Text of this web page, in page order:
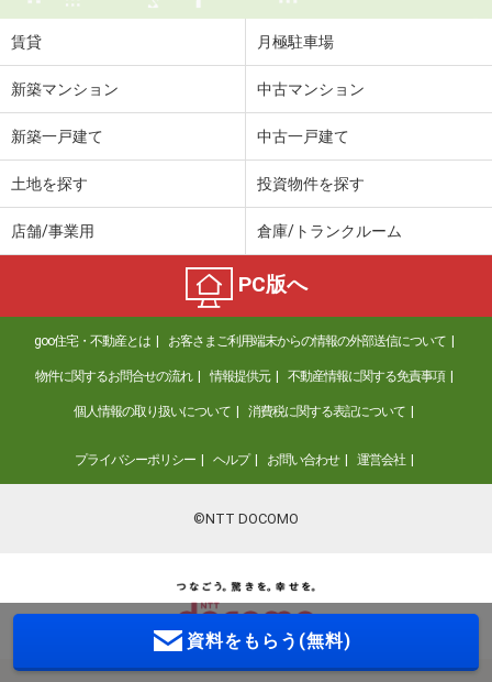
賃貸 月極駐車場
新築マンション 中古マンション
新築一戸建て 中古一戸建て
土地を探す 投資物件を探す
店舗/事業用 倉庫/トランクルーム
PC版へ
goo住宅・不動産とは お客さまご利用端末からの情報の外部送信について
物件に関するお問合せの流れ 情報提供元 不動産情報に関する免責事項
個人情報の取り扱いについて 消費税に関する表記について
プライバシーポリシー ヘルプ お問い合わせ 運営会社
©NTT DOCOMO
資料をもらう(無料)